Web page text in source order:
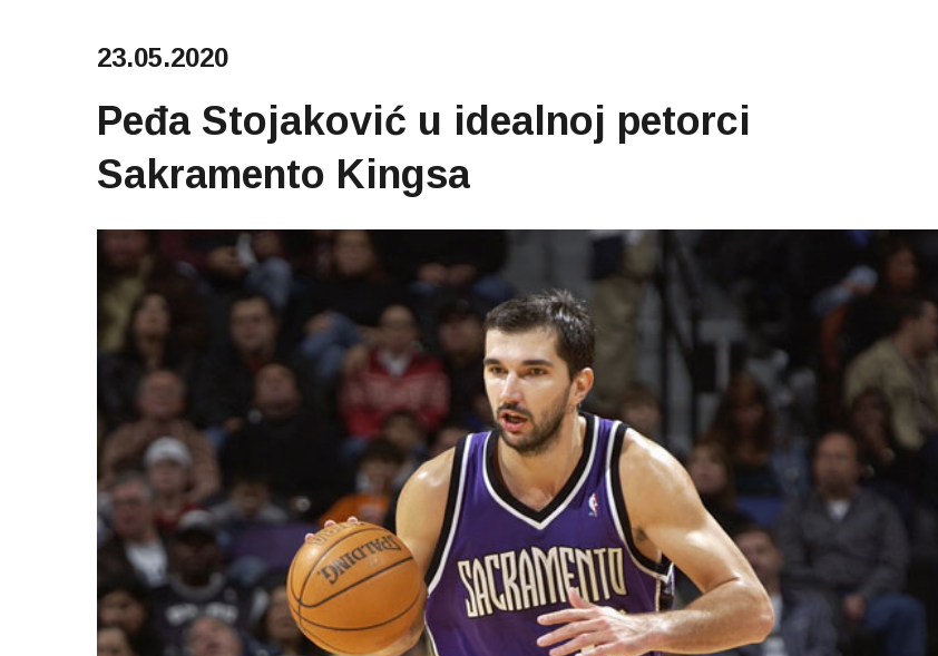
23.05.2020
Peđa Stojaković u idealnoj petorci
Sakramento Kingsa